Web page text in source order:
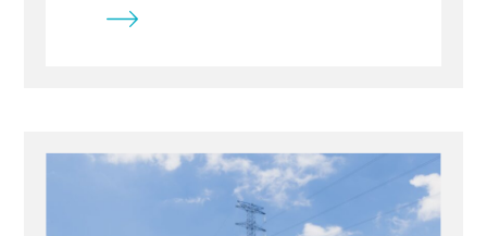
設計產業的危機與轉機…